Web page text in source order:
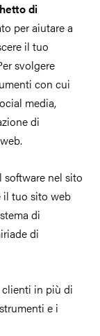
di
per aiutare a
il tuo
svolgere
con cui
media,
di
nel sito
il tuo sito web
di
di
clienti in più di
e i